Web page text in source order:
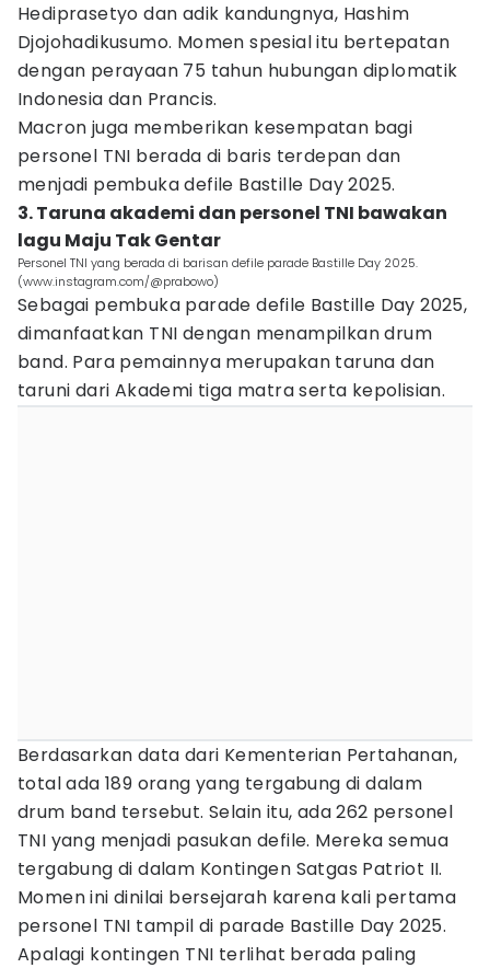
Hediprasetyo dan adik kandungnya, Hashim
Djojohadikusumo. Momen spesial itu bertepatan
dengan perayaan 75 tahun hubungan diplomatik
Indonesia dan Prancis.
Macron juga memberikan kesempatan bagi
personel TNI berada di baris terdepan dan
menjadi pembuka defile Bastille Day 2025.
3. Taruna akademi dan personel TNI bawakan
lagu Maju Tak Gentar
Personel TNI yang berada di barisan defile parade Bastille Day 2025.
(www.instagram.com/@prabowo)
Sebagai pembuka parade defile Bastille Day 2025,
dimanfaatkan TNI dengan menampilkan drum
band. Para pemainnya merupakan taruna dan
taruni dari Akademi tiga matra serta kepolisian.
Berdasarkan data dari Kementerian Pertahanan,
total ada 189 orang yang tergabung di dalam
drum band tersebut. Selain itu, ada 262 personel
TNI yang menjadi pasukan defile. Mereka semua
tergabung di dalam Kontingen Satgas Patriot II.
Momen ini dinilai bersejarah karena kali pertama
personel TNI tampil di parade Bastille Day 2025.
Apalagi kontingen TNI terlihat berada paling